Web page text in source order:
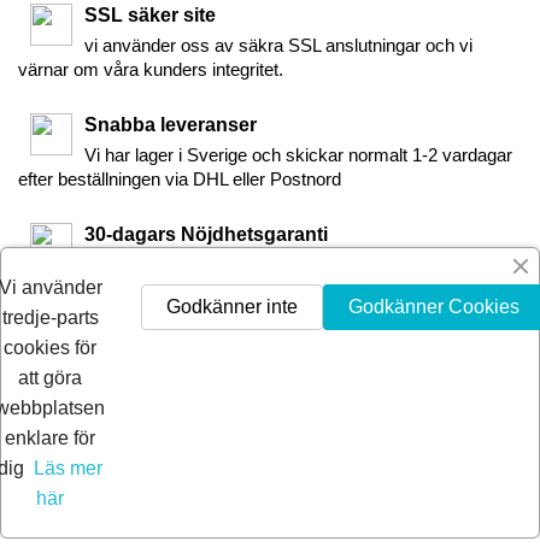
SSL säker site
vi använder oss av säkra SSL anslutningar och vi
värnar om våra kunders integritet.
Snabba leveranser
Vi har lager i Sverige och skickar normalt 1-2 vardagar
efter beställningen via DHL eller Postnord
30-dagars Nöjdhetsgaranti
© 2026 Extra Pro
använder
tredje-parts
cookies för
att göra
enklare för
Läs mer
här
Godkänner Cookies
Godkänner inte